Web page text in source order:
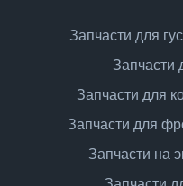
Запчасти для
Запчасти
Запчасти для
Запчасти для
Запчасти на